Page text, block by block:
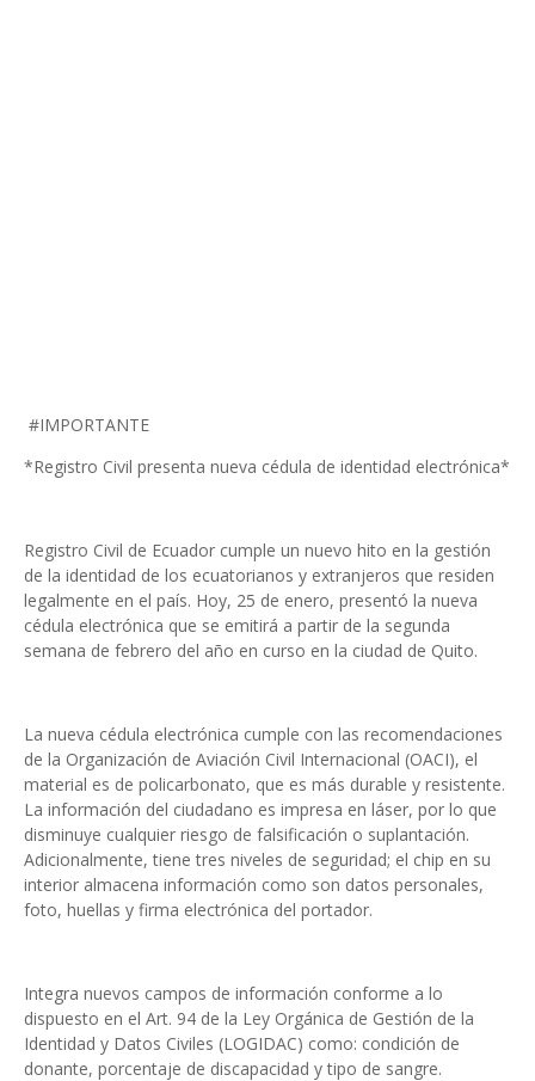
#IMPORTANTE
*Registro Civil presenta nueva cédula de identidad electrónica*
Registro Civil de Ecuador cumple un nuevo hito en la gestión
de la identidad de los ecuatorianos y extranjeros que residen
legalmente en el país. Hoy, 25 de enero, presentó la nueva
cédula electrónica que se emitirá a partir de la segunda
semana de febrero del año en curso en la ciudad de Quito.
La nueva cédula electrónica cumple con las recomendaciones
de la Organización de Aviación Civil Internacional (OACI), el
material es de policarbonato, que es más durable y resistente.
La información del ciudadano es impresa en láser, por lo que
disminuye cualquier riesgo de falsificación o suplantación.
Adicionalmente, tiene tres niveles de seguridad; el chip en su
interior almacena información como son datos personales,
foto, huellas y firma electrónica del portador.
Integra nuevos campos de información conforme a lo
dispuesto en el Art. 94 de la Ley Orgánica de Gestión de la
Identidad y Datos Civiles (LOGIDAC) como: condición de
donante, porcentaje de discapacidad y tipo de sangre.